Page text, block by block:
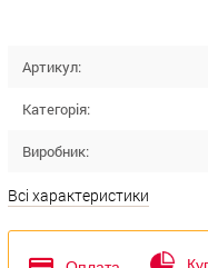
Артикул:
Категорія:
Виробник:
Всі характеристики